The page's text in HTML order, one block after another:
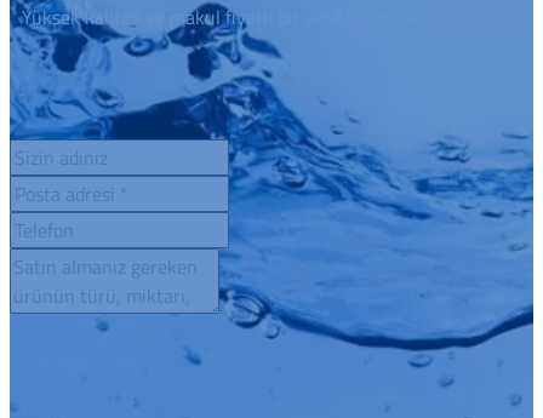
Yüksek kaliteli ve makul fiyatlı bir aktif karbon ürün çözümü